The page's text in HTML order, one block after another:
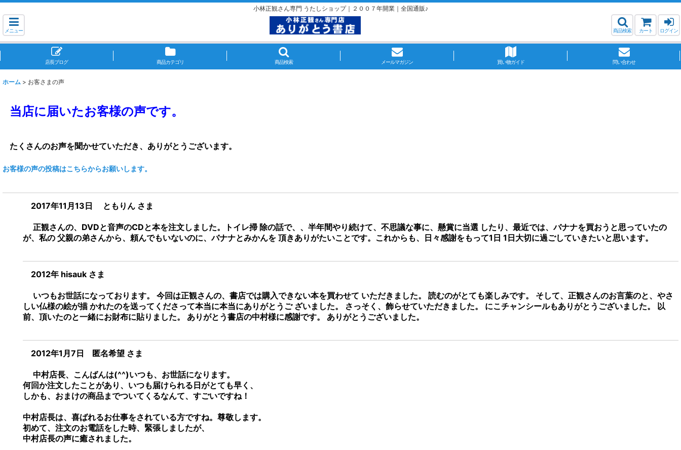
小林正観さん専門 うたしショップ｜２００７年開業｜全国通販♪
メニュー 商品検索 カート ログイン
店長ブログ 商品カテゴリ 商品検索 メールマガジン 買い物ガイド 問い合わせ
ホーム > お客さまの声
当店に届いたお客様の声です。
たくさんのお声を聞かせていただき、ありがとうございます。
お客様の声の投稿はこちらからお願いします。
2017年11月13日 ともりん さま
正観さんの、DVDと音声のCDと本を注文しました。トイレ掃 除の話で、、半年間やり続けて、不思議な事に、懸賞に当選 したり、最近では、バナナを買おうと思っていたの
が、私の 父親の弟さんから、頼んでもいないのに、バナナとみかんを 頂きありがたいことです。これからも、日々感謝をもって1日 1日大切に過ごしていきたいと思います。
2012年 hisauk さま
いつもお世話になっております。 今回は正観さんの、書店では購入できない本を買わせて いただきました。 読むのがとても楽しみです。 そして、正観さんのお言葉のと、やさ
しい仏様の絵が描 かれたのを送ってくださって本当に本当にありがとうご ざいました。 さっそく、飾らせていただきました。 にこチャンシールもありがとうございました。 以
前、頂いたのと一緒にお財布に貼りました。 ありがとう書店の中村様に感謝です。 ありがとうございました。
2012年1月7日 匿名希望 さま
中村店長、こんばんは(^^)いつも、お世話になります。
何回か注文したことがあり、いつも届けられる日がとても早く、
しかも、おまけの商品までついてくるなんて、すごいですね！
中村店長は、喜ばれるお仕事をされている方ですね。尊敬します。
初めて、注文のお電話をした時、緊張しましたが、
中村店長の声に癒されました。